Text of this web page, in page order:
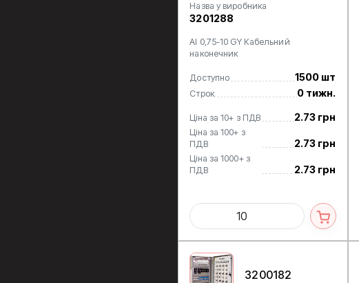
Назва у виробника
3201288
AI 0,75-10 GY Кабельний
наконечник
Доступно 1500 шт
Строк 0 тижн.
Ціна за 10+ з ПДВ 2.73 грн
Ціна за 100+ з
ПДВ
2.73 грн
Ціна за 1000+ з
ПДВ
2.73 грн
3200182